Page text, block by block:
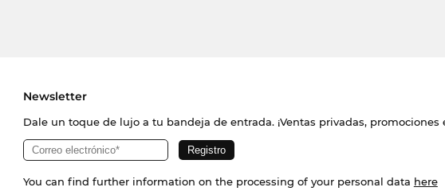
Newsletter
Dale un toque de lujo a tu bandeja de entrada. ¡Ventas privadas,
You can find further information on the processing of your personal data here